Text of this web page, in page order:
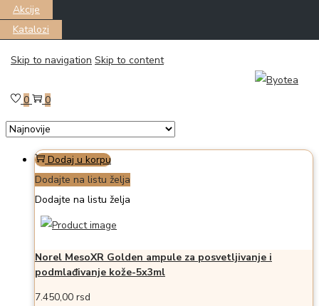
Akcije
Katalozi
Skip to navigation Skip to content
0 0
Filter
Prikazano the single proizvod
Dodaj u korpu
Dodajte na listu želja
Dodajte na listu želja
Norel MesoXR Golden ampule za posvetljivanje i
podmlađivanje kože-5x3ml
7.450,00 rsd